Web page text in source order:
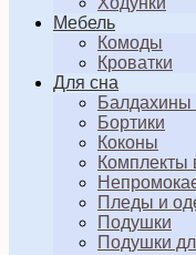
Мебель
Комоды
Кроватки
Для сна
Балдахины
Бортики
Коконы
Комплекты
Пледы и
Подушки
Подушки